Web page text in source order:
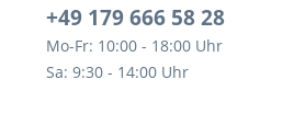
+49 179 666 58 28
Mo-Fr: 10:00 - 18:00 Uhr
Sa: 9:30 - 14:00 Uhr